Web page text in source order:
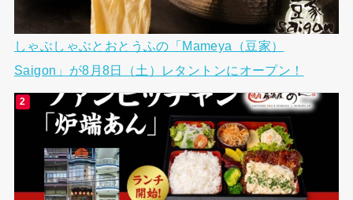
しゃぶしゃぶとおとうふの「Mameya（豆家）
Saigon」が8月8日（土）レタントンにオープン！